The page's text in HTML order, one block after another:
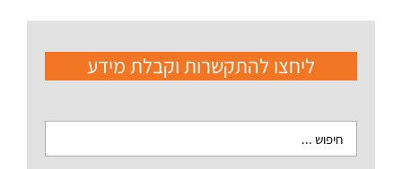
ליחצו להתקשרות וקבלת מידע